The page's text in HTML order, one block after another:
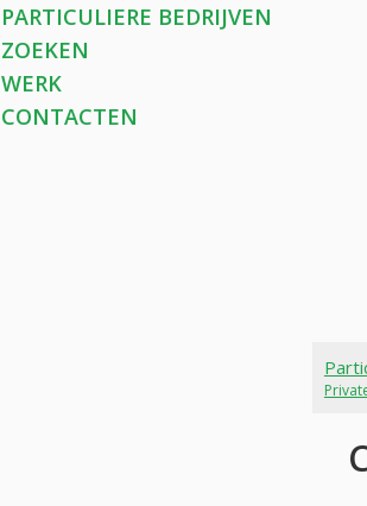
PARTICULIERE BEDRIJVEN
ZOEKEN
WERK
CONTACTEN